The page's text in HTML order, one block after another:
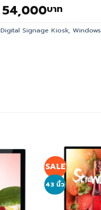
Original
price
was:
54,000บาท
price
is:
Digital Signage Kiosk, Windows
SALE
43 นิ้ว